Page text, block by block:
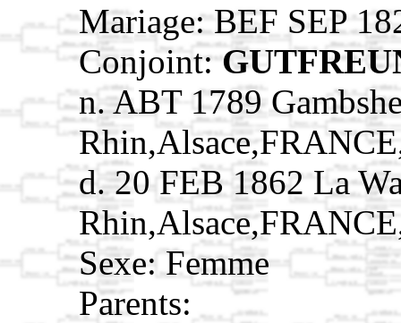
Mariage: BEF SEP
Conjoint:
n. ABT 1789
d. 20 FEB 1862 La
Sexe: Femme
Parents: